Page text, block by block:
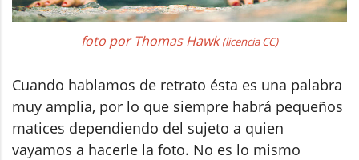
foto por Thomas Hawk(licencia CC)
Cuando hablamos de retrato ésta es una palabra
muy amplia, por lo que siempre habrá pequeños
matices dependiendo del sujeto a quien
vayamos a hacerle la foto. No es lo mismo